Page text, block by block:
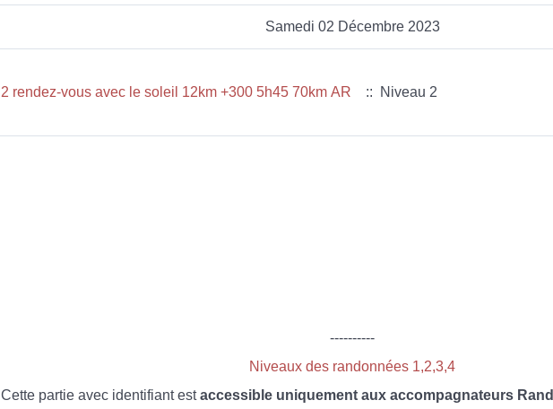
Samedi 02 Décembre 2023
2 rendez-vous avec le soleil 12km +300 5h45 70km AR :: Niveau 2
----------
Niveaux des randonnées 1,2,3,4
Cette partie avec identifiant estaccessible uniquement aux accompagnateurs